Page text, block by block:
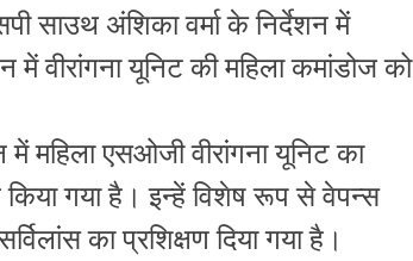
साउथ अंशिका वर्मा के निर्देशन में
वीरांगना यूनिट की महिला कमांडोज को
महिला एसओजी वीरांगना यूनिट का
किया गया है। इन्हें विशेष रूप से वेपन्स
का प्रशिक्षण दिया गया है।